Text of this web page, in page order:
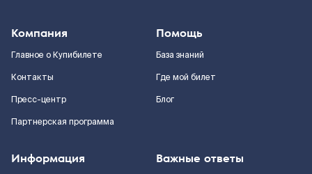
Компания
Главное о Купибилете
Контакты
Пресс-центр
Партнерская программа
Помощь
База знаний
Где мой билет
Блог
Информация Важные ответы